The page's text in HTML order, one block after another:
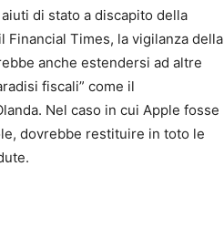
di stato a discapito della
Financial Times, la vigilanza della
anche estendersi ad altre
fiscali” come il
Nel caso in cui Apple fosse
dovrebbe restituire in toto le